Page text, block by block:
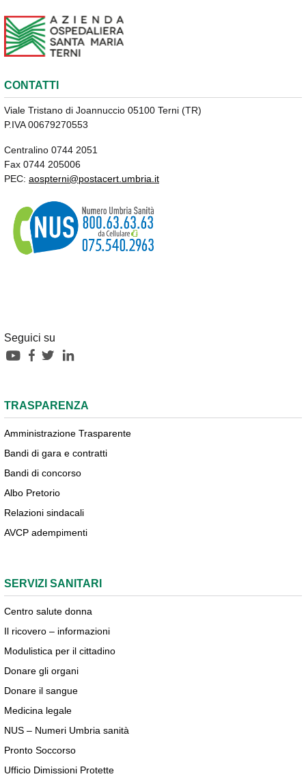
CONTATTI
Viale Tristano di Joannuccio 05100 Terni (TR)
P.IVA 00679270553
Centralino 0744 2051
Fax 0744 205006
PEC: aospterni@postacert.umbria.it
Seguici su
TRASPARENZA
Amministrazione Trasparente
Bandi di gara e contratti
Bandi di concorso
Albo Pretorio
Relazioni sindacali
AVCP adempimenti
SERVIZI SANITARI
Centro salute donna
Il ricovero – informazioni
Modulistica per il cittadino
Donare gli organi
Donare il sangue
Medicina legale
NUS – Numeri Umbria sanità
Pronto Soccorso
Ufficio Dimissioni Protette